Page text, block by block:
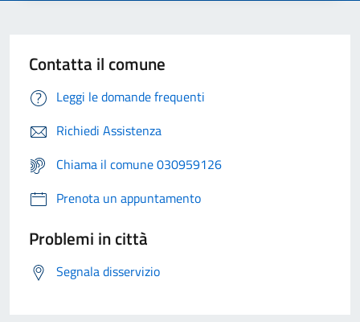
Contatta il comune
Leggi le domande frequenti
Richiedi Assistenza
Chiama il comune 030959126
Prenota un appuntamento
Problemi in città
Segnala disservizio